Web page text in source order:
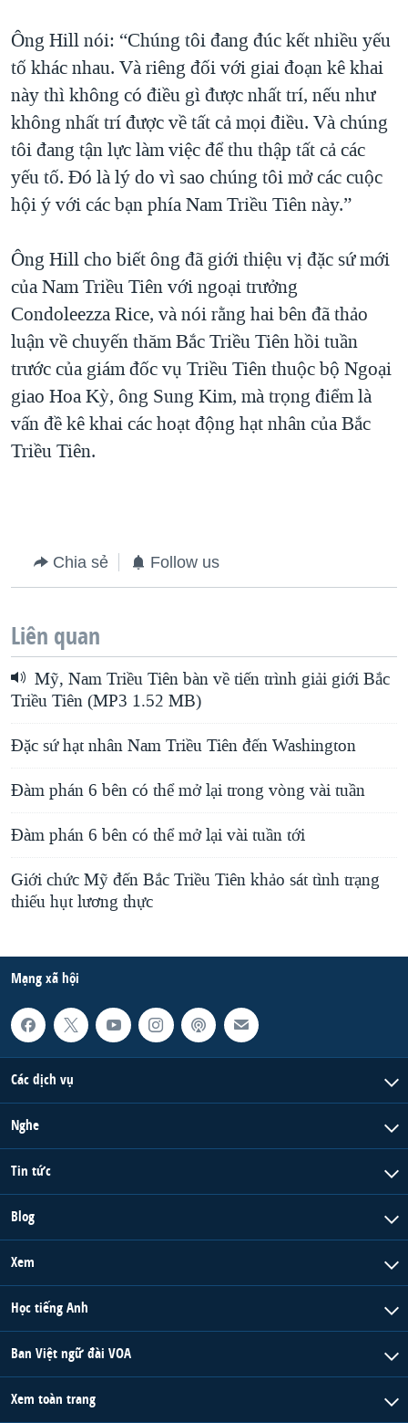
Ông Hill nói: “Chúng tôi đang đúc kết nhiều yếu
tố khác nhau. Và riêng đối với giai đoạn kê khai
này thì không có điều gì được nhất trí, nếu như
không nhất trí được về tất cả mọi điều. Và chúng
tôi đang tận lực làm việc để thu thập tất cả các
yếu tố. Đó là lý do vì sao chúng tôi mở các cuộc
hội ý với các bạn phía Nam Triều Tiên này.”
Ông Hill cho biết ông đã giới thiệu vị đặc sứ mới
của Nam Triều Tiên với ngoại trưởng
Condoleezza Rice, và nói rằng hai bên đã thảo
luận về chuyến thăm Bắc Triều Tiên hồi tuần
trước của giám đốc vụ Triều Tiên thuộc bộ Ngoại
giao Hoa Kỳ, ông Sung Kim, mà trọng điểm là
vấn đề kê khai các hoạt động hạt nhân của Bắc
Triều Tiên.
Chia sẻ Follow us
Liên quan
Mỹ, Nam Triều Tiên bàn về tiến trình giải giới Bắc
Triều Tiên (MP3 1.52 MB)
Ðặc sứ hạt nhân Nam Triều Tiên đến Washington
Ðàm phán 6 bên có thể mở lại trong vòng vài tuần
Ðàm phán 6 bên có thể mở lại vài tuần tới
Giới chức Mỹ đến Bắc Triều Tiên khảo sát tình trạng
thiếu hụt lương thực
Mạng xã hội
Các dịch vụ
Nghe
Tin tức
Blog
Xem
Học tiếng Anh
Ban Việt ngữ đài VOA
Xem toàn trang